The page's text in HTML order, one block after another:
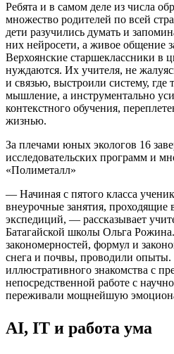
Ребята и в самом деле из числа
множество родителей по всей
дети разучились думать и
них нейросети, а живое общение
Верхоянские старшеклассники в
нуждаются. Их учителя, не
и связью, выстроили систему, где
мышление, а инструментально
контекстного обучения,
жизнью.
За плечами юных экологов 16
исследовательских программ и
«Полиметалл»
— Начиная с пятого класса
внеурочные занятия, проходящие
экспедиций, — рассказывает
Батагайской школы Ольга
закономерностей, формул и
снега и почвы, проводили опыты.
иллюстративного знакомства с
непосредственной работе с
переживали мощнейшую
АI, IT и работа ума